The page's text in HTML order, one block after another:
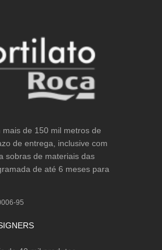
de 150 mil metros de
de entrega, inclusive com
sobras de materiais das
de até 6 meses para
95